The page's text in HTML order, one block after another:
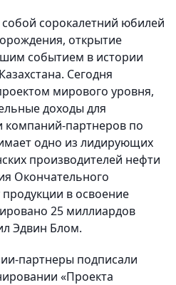
сорокалетний юбилей
открытие
событием в истории
Сегодня
мирового уровня,
доходы для
компаний-партнеров по
одно из лидирующих
производителей нефти
Окончательного
в освоение
25 миллиардов
Эдвин Блом.
партнеры подписали
«Проекта